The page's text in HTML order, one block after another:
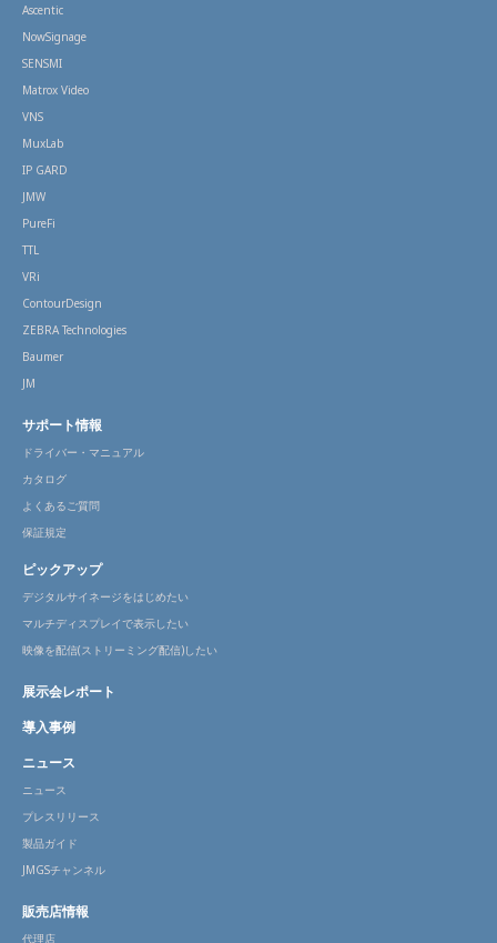
Ascentic
NowSignage
SENSMI
Matrox Video
VNS
MuxLab
IP GARD
JMW
PureFi
TTL
VRi
ContourDesign
ZEBRA Technologies
Baumer
JM
サポート情報
ドライバー・マニュアル
カタログ
よくあるご質問
保証規定
ピックアップ
デジタルサイネージをはじめたい
マルチディスプレイで表示したい
映像を配信(ストリーミング配信)したい
展示会レポート
導入事例
ニュース
ニュース
プレスリリース
製品ガイド
JMGSチャンネル
販売店情報
代理店